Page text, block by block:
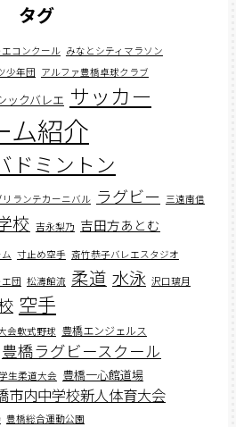
タグ
コンクール みなとシティマラソン
少年団 アルファ豊橋卓球クラブ
ックバレエ サッカー
ム紹介
ドミントン
リランテカーニバル ラグビー 三遠南信
校 吉永梨乃 吉田方あとむ
寸止め空手 斎竹恭子バレエスタジオ
団 松濤館流 柔道 水泳 沢口璃月
空手
会軟式野球 豊橋エンジェルス
豊橋ラグビースクール
生柔道大会 豊橋一心館道場
市内中学校新人体育大会
豊橋総合運動公園